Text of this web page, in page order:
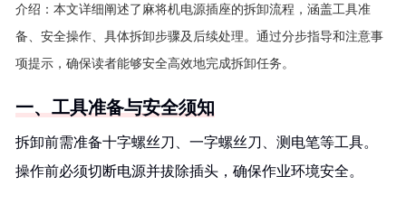
介绍： 本文详细阐述了麻将机电源插座的拆卸流程，涵盖工具准
备、安全操作、具体拆卸步骤及后续处理。通过分步指导和注意事
项提示，确保读者能够安全高效地完成拆卸任务。
一、工具准备与安全须知
拆卸前需准备十字螺丝刀、一字螺丝刀、测电笔等工具。
操作前必须切断电源并拔除插头，确保作业环境安全。